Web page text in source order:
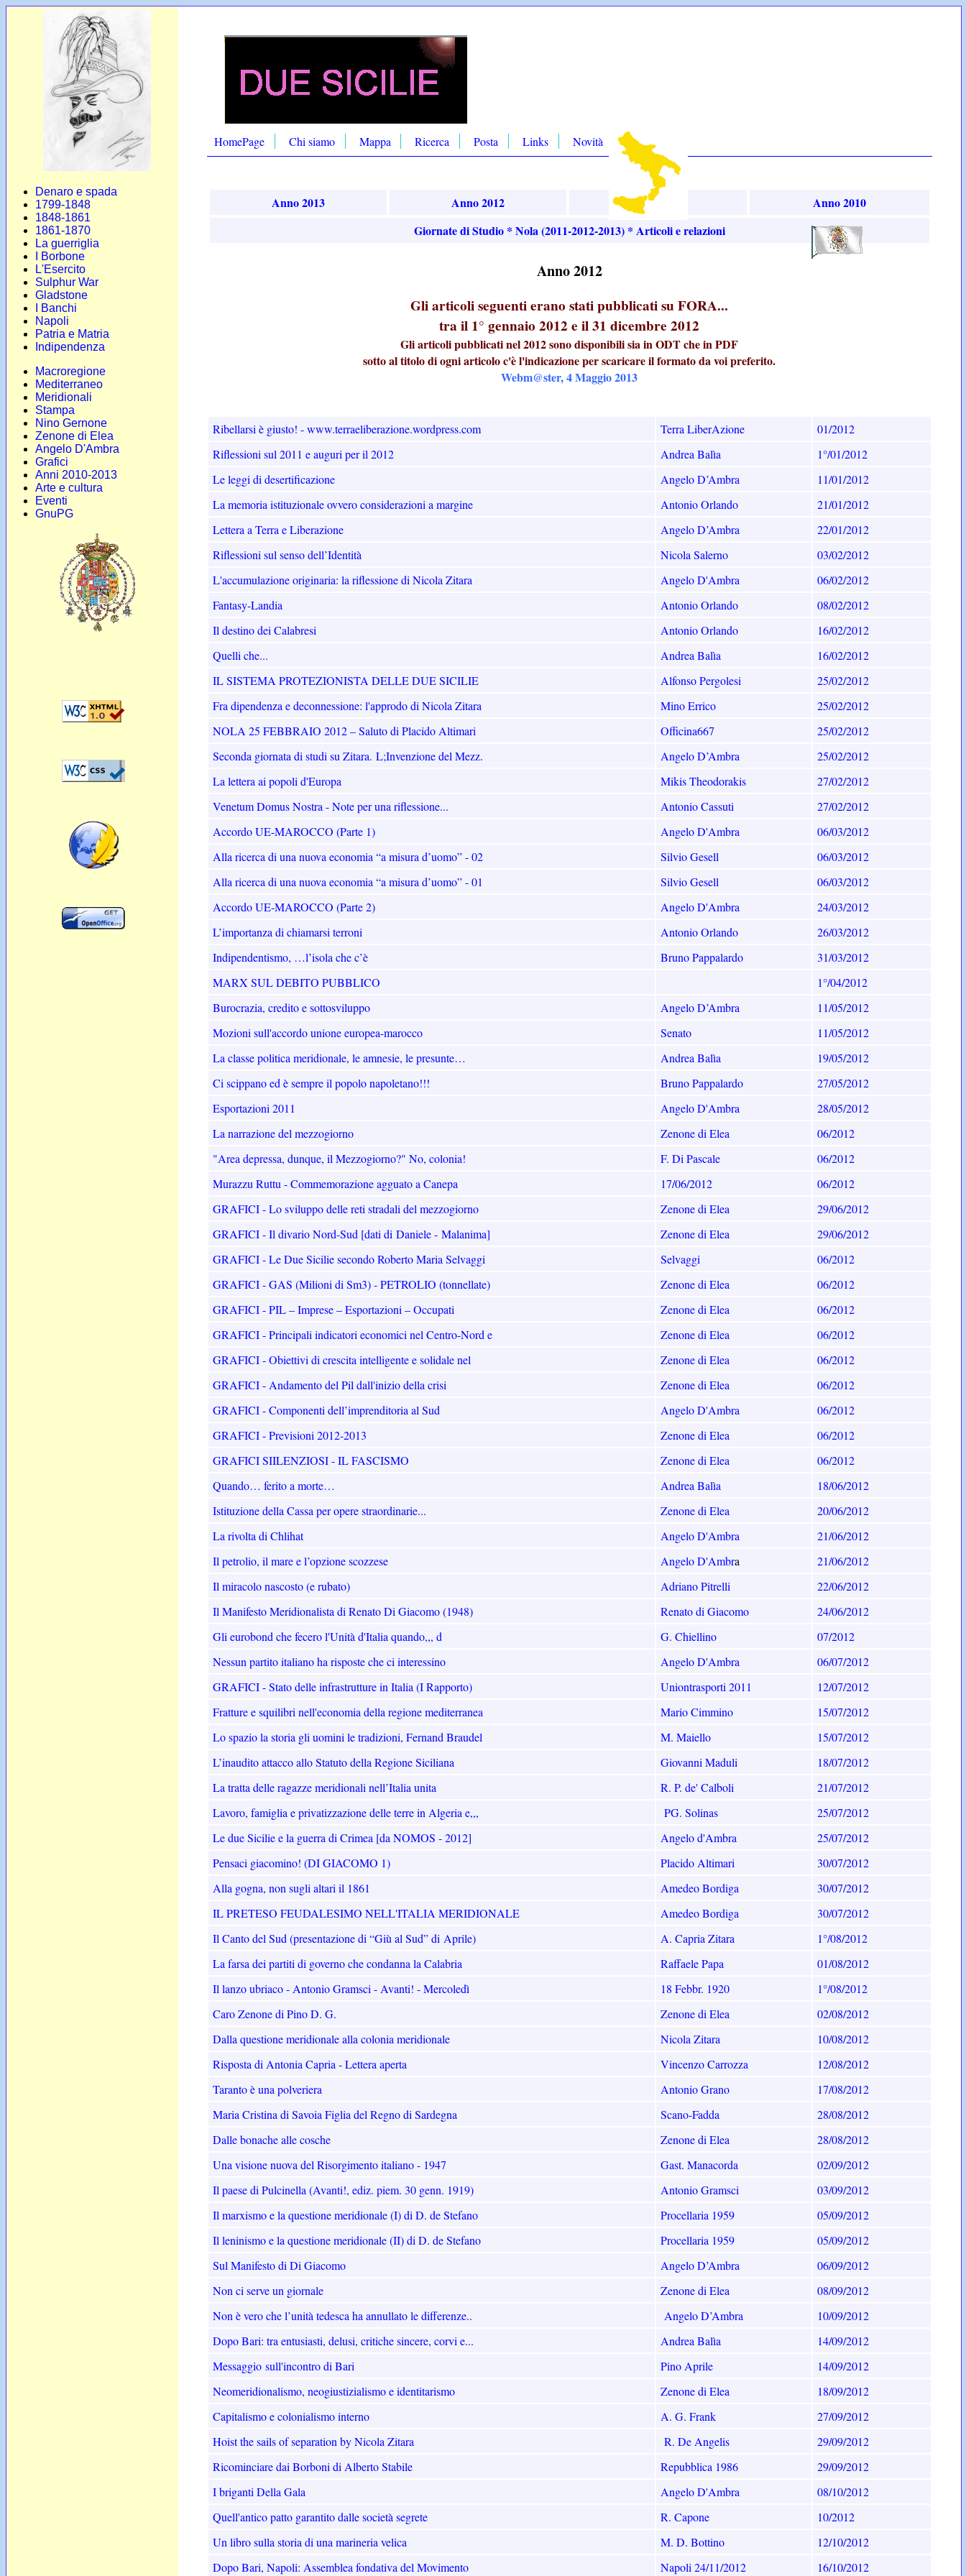
Denaro e spada
1799-1848
1848-1861
1861-1870
La guerriglia
I Borbone
L'Esercito
Sulphur War
Gladstone
I Banchi
Napoli
Patria e Matria
Indipendenza
Macroregione
Mediterraneo
Meridionali
Stampa
Nino Gernone
Zenone di Elea
Angelo D'Ambra
Grafici
Anni 2010-2013
Arte e cultura
Eventi
GnuPG
HomePage Chi siamo Mappa Ricerca Posta Links Novità FORA...
Anno 2013 Anno 2012 Anno 2011
Anno 2010
Giornate di Studio * Nola (2011-2012-2013) * Articoli e relazioni
Anno 2012
Gli articoli seguenti erano stati pubblicati su FORA...
tra il 1° gennaio 2012 e il 31 dicembre 2012
Gli articoli pubblicati nel 2012 sono disponibili sia in ODT che in PDF
sotto al titolo di ogni articolo c'è l'indicazione per scaricare il formato da voi preferito.
Webm@ster, 4 Maggio 2013
Ribellarsi è giusto! - www.terraeliberazione.wordpress.com Terra LiberAzione
01/2012
Riflessioni sul 2011 e auguri per il 2012
Andrea Balìa
1°/01/2012
Le leggi di desertificazione
Angelo D’Ambra
11/01/2012
La memoria istituzionale ovvero considerazioni a margine
Antonio Orlando
21/01/2012
Lettera a Terra e Liberazione
Angelo D’Ambra
22/01/2012
Riflessioni sul senso dell’Identità
Nicola Salerno
03/02/2012
L'accumulazione originaria: la riflessione di Nicola Zitara
Angelo D'Ambra
06/02/2012
Fantasy-Landia
Antonio Orlando
08/02/2012
Il destino dei Calabresi
Antonio Orlando
16/02/2012
Quelli che...
Andrea Balìa
16/02/2012
IL SISTEMA PROTEZIONISTA DELLE DUE SICILIE
Alfonso Pergolesi
25/02/2012
Fra dipendenza e deconnessione: l'approdo di Nicola Zitara
Mino Errico
25/02/2012
NOLA 25 FEBBRAIO 2012 – Saluto di Placido Altimari
Officina667
25/02/2012
Seconda giornata di studi su Zitara. L;Invenzione del Mezz.
Angelo D’Ambra
25/02/2012
La lettera ai popoli d'Europa
Mikis Theodorakis
27/02/2012
Venetum Domus Nostra - Note per una riflessione...
Antonio Cassuti
27/02/2012
Accordo UE-MAROCCO (Parte 1)
Angelo D'Ambra
06/03/2012
Alla ricerca di una nuova economia “a misura d’uomo” - 02
Silvio Gesell
06/03/2012
Alla ricerca di una nuova economia “a misura d’uomo” - 01
Silvio Gesell
06/03/2012
Accordo UE-MAROCCO (Parte 2)
Angelo D'Ambra
24/03/2012
L’importanza di chiamarsi terroni
Antonio Orlando
26/03/2012
Indipendentismo, …l’isola che c’è
Bruno Pappalardo
31/03/2012
MARX SUL DEBITO PUBBLICO
1°/04/2012
Burocrazia, credito e sottosviluppo
Angelo D’Ambra
11/05/2012
Mozioni sull'accordo unione europea-marocco
Senato
11/05/2012
La classe politica meridionale, le amnesie, le presunte…
Andrea Balìa
19/05/2012
Ci scippano ed è sempre il popolo napoletano!!!
Bruno Pappalardo
27/05/2012
Esportazioni 2011
Angelo D'Ambra
28/05/2012
La narrazione del mezzogiorno
Zenone di Elea
06/2012
"Area depressa, dunque, il Mezzogiorno?" No, colonia!
F. Di Pascale
06/2012
Murazzu Ruttu - Commemorazione agguato a Canepa
17/06/2012
06/2012
GRAFICI - Lo sviluppo delle reti stradali del mezzogiorno
Zenone di Elea
29/06/2012
GRAFICI - Il divario Nord-Sud [dati di Daniele - Malanima]
Zenone di Elea
29/06/2012
GRAFICI - Le Due Sicilie secondo Roberto Maria Selvaggi
Selvaggi
06/2012
GRAFICI - GAS (Milioni di Sm3) - PETROLIO (tonnellate)
Zenone di Elea
06/2012
GRAFICI - PIL – Imprese – Esportazioni – Occupati
Zenone di Elea
06/2012
GRAFICI - Principali indicatori economici nel Centro-Nord e
Zenone di Elea
06/2012
GRAFICI - Obiettivi di crescita intelligente e solidale nel
Zenone di Elea
06/2012
GRAFICI - Andamento del Pil dall'inizio della crisi
Zenone di Elea
06/2012
GRAFICI - Componenti dell’imprenditoria al Sud
Angelo D'Ambra
06/2012
GRAFICI - Previsioni 2012-2013
Zenone di Elea
06/2012
GRAFICI SIILENZIOSI - IL FASCISMO
Zenone di Elea
06/2012
Quando… ferito a morte…
Andrea Balìa
18/06/2012
Istituzione della Cassa per opere straordinarie...
Zenone di Elea
20/06/2012
La rivolta di Chlihat
Angelo D'Ambra
21/06/2012
Il petrolio, il mare e l’opzione scozzese
Angelo D'Ambra
21/06/2012
Il miracolo nascosto (e rubato)
Adriano Pitrelli
22/06/2012
Il Manifesto Meridionalista di Renato Di Giacomo (1948)
Renato di Giacomo
24/06/2012
Gli eurobond che fecero l'Unità d'Italia quando,,, d
G. Chiellino
07/2012
Nessun partito italiano ha risposte che ci interessino
Angelo D'Ambra
06/07/2012
GRAFICI - Stato delle infrastrutture in Italia (I Rapporto)
Uniontrasporti 2011
12/07/2012
Fratture e squilibri nell'economia della regione mediterranea
Mario Cimmino
15/07/2012
Lo spazio la storia gli uomini le tradizioni, Fernand Braudel
M. Maiello
15/07/2012
L’inaudito attacco allo Statuto della Regione Siciliana
Giovanni Maduli
18/07/2012
La tratta delle ragazze meridionali nell’Italia unita
R. P. de' Calboli
21/07/2012
Lavoro, famiglia e privatizzazione delle terre in Algeria e,,,
PG. Solinas
25/07/2012
Le due Sicilie e la guerra di Crimea [da NOMOS - 2012]
Angelo d'Ambra
25/07/2012
Pensaci giacomino! (DI GIACOMO 1)
Placido Altimari
30/07/2012
Alla gogna, non sugli altari il 1861
Amedeo Bordiga
30/07/2012
IL PRETESO FEUDALESIMO NELL'ITALIA MERIDIONALE
Amedeo Bordiga
30/07/2012
Il Canto del Sud (presentazione di “Giù al Sud” di Aprile)
A. Capria Zitara
1°/08/2012
La farsa dei partiti di governo che condanna la Calabria
Raffaele Papa
01/08/2012
Il lanzo ubriaco - Antonio Gramsci - Avanti! - Mercoledì
18 Febbr. 1920
1°/08/2012
Caro Zenone di Pino D. G.
Zenone di Elea
02/08/2012
Dalla questione meridionale alla colonia meridionale
Nicola Zitara
10/08/2012
Risposta di Antonia Capria - Lettera aperta
Vincenzo Carrozza
12/08/2012
Taranto è una polveriera
Antonio Grano
17/08/2012
Maria Cristina di Savoia Figlia del Regno di Sardegna
Scano-Fadda
28/08/2012
Dalle bonache alle cosche
Zenone di Elea
28/08/2012
Una visione nuova del Risorgimento italiano - 1947
Gast. Manacorda
02/09/2012
Il paese di Pulcinella (Avanti!, ediz. piem. 30 genn. 1919)
Antonio Gramsci
03/09/2012
Il marxismo e la questione meridionale (I) di D. de Stefano
Procellaria 1959
05/09/2012
Il leninismo e la questione meridionale (II) di D. de Stefano
Procellaria 1959
05/09/2012
Sul Manifesto di Di Giacomo
Angelo D’Ambra
06/09/2012
Non ci serve un giornale
Zenone di Elea
08/09/2012
Non è vero che l’unità tedesca ha annullato le differenze..
Angelo D’Ambra
10/09/2012
Dopo Bari: tra entusiasti, delusi, critiche sincere, corvi e...
Andrea Balìa
14/09/2012
Messaggio sull'incontro di Bari
Pino Aprile
14/09/2012
Neomeridionalismo, neogiustizialismo e identitarismo
Zenone di Elea
18/09/2012
Capitalismo e colonialismo interno
A. G. Frank
27/09/2012
Hoist the sails of separation by Nicola Zitara
R. De Angelis
29/09/2012
Ricominciare dai Borboni di Alberto Stabile
Repubblica 1986
29/09/2012
I briganti Della Gala
Angelo D'Ambra
08/10/2012
Quell'antico patto garantito dalle società segrete
R. Capone
10/2012
Un libro sulla storia di una marineria velica
M. D. Bottino
12/10/2012
Dopo Bari, Napoli: Assemblea fondativa del Movimento
Napoli 24/11/2012 16/10/2012